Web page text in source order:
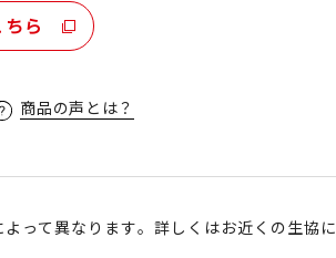
ら
商品の声とは？
って異なります。詳しくはお近くの生協に